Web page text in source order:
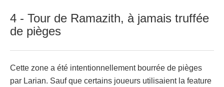
4 - Tour de Ramazith, à jamais truffée
de pièges
Cette zone a été intentionnellement bourrée de pièges
par Larian. Sauf que certains joueurs utilisaient la feature